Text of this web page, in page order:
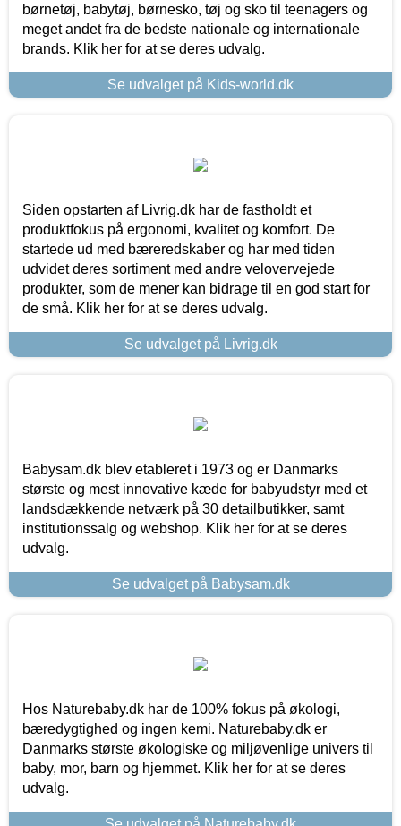
børnetøj, babytøj, børnesko, tøj og sko til teenagers og
meget andet fra de bedste nationale og internationale
brands. Klik her for at se deres udvalg.
Se udvalget på Kids-world.dk
Siden opstarten af Livrig.dk har de fastholdt et
produktfokus på ergonomi, kvalitet og komfort. De
startede ud med bæreredskaber og har med tiden
udvidet deres sortiment med andre velovervejede
produkter, som de mener kan bidrage til en god start for
de små. Klik her for at se deres udvalg.
Se udvalget på Livrig.dk
Babysam.dk blev etableret i 1973 og er Danmarks
største og mest innovative kæde for babyudstyr med et
landsdækkende netværk på 30 detailbutikker, samt
institutionssalg og webshop. Klik her for at se deres
udvalg.
Se udvalget på Babysam.dk
Hos Naturebaby.dk har de 100% fokus på økologi,
bæredygtighed og ingen kemi. Naturebaby.dk er
Danmarks største økologiske og miljøvenlige univers til
baby, mor, barn og hjemmet. Klik her for at se deres
udvalg.